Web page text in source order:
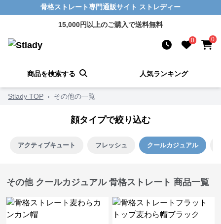
骨格ストレート専門通販サイト ストレディー
15,000円以上のご購入で送料無料
0 0
商品を検索する 人気ランキング
Stlady TOP › その他の一覧
顔タイプで絞り込む
アクティブキュート フレッシュ クールカジュアル
その他 クールカジュアル 骨格ストレート 商品一覧